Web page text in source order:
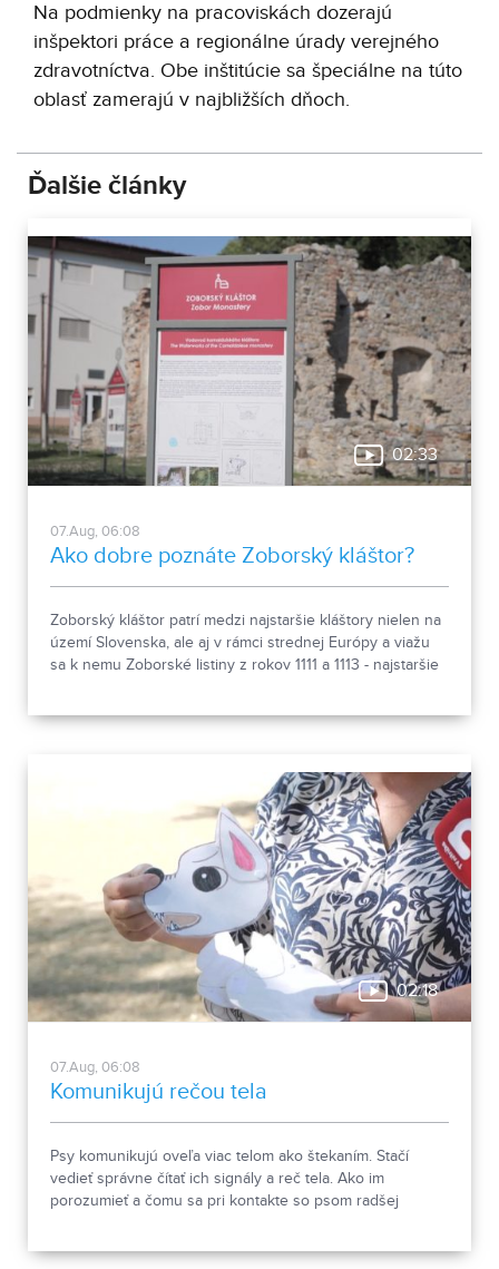
Na podmienky na pracoviskách dozerajú
inšpektori práce a regionálne úrady verejného
zdravotníctva. Obe inštitúcie sa špeciálne na túto
oblasť zamerajú v najbližších dňoch.
Ďalšie články
02:33
07.Aug, 06:08
Ako dobre poznáte Zoborský kláštor?
Zoborský kláštor patrí medzi najstaršie kláštory nielen na
území Slovenska, ale aj v rámci strednej Európy a viažu
sa k nemu Zoborské listiny z rokov 1111 a 1113 - najstaršie
02:18
07.Aug, 06:08
Komunikujú rečou tela
Psy komunikujú oveľa viac telom ako štekaním. Stačí
vedieť správne čítať ich signály a reč tela. Ako im
porozumieť a čomu sa pri kontakte so psom radšej